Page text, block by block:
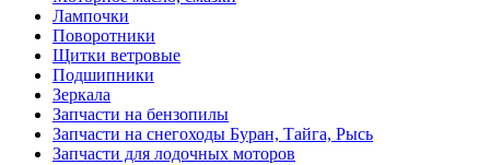
Лампочки
Поворотники
Щитки ветровые
Подшипники
Зеркала
Запчасти на бензопилы
Запчасти на снегоходы Буран, Тайга, Рысь
Запчасти для лодочных моторов